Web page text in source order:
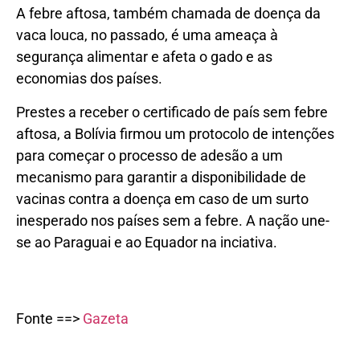
A febre aftosa, também chamada de doença da
vaca louca, no passado, é uma ameaça à
segurança alimentar e afeta o gado e as
economias dos países.
Prestes a receber o certificado de país sem febre
aftosa, a Bolívia firmou um protocolo de intenções
para começar o processo de adesão a um
mecanismo para garantir a disponibilidade de
vacinas contra a doença em caso de um surto
inesperado nos países sem a febre. A nação une-
se ao Paraguai e ao Equador na inciativa.
Fonte ==> Gazeta